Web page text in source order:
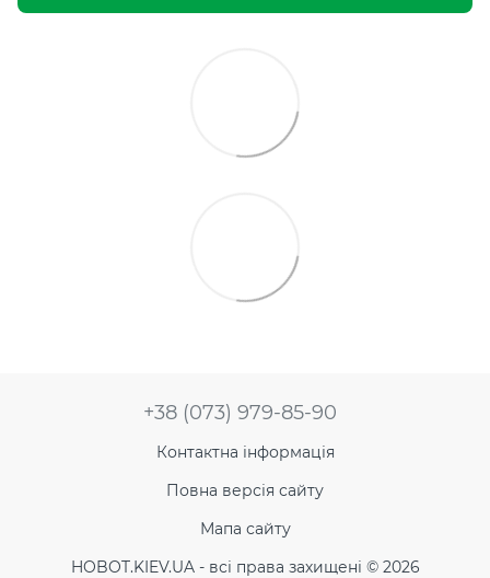
+38 (073) 979-85-90
Контактна інформація
Повна версія сайту
Мапа сайту
HOBOT.KIEV.UA - всі права захищені © 2026